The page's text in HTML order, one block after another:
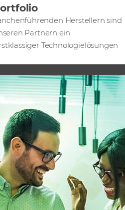
Herstellern sind
Partnern ein
Technologielösungen